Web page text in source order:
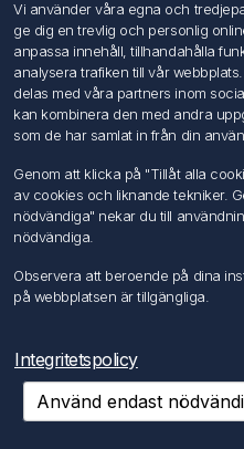
Kundtjänst
Sök
Mitt konto
Mina ordrar
Mina adresser
Följ oss
Copyright © 2026 FÖRCH
Powered bynopCommerce
Vi använder våra egna och
ge dig en trevlig och personlig
anpassa innehåll, tillhandahålla
analysera trafiken till vår
delas med våra partners inom
kan kombinera den med andra
som de har samlat in från din
Genom att klicka på "Tillåt alla
av cookies och liknande tekniker.
nödvändiga" nekar du till
nödvändiga.
Observera att beroende på dina
på webbplatsen är tillgängliga.
Integritetspolicy
Använd endast